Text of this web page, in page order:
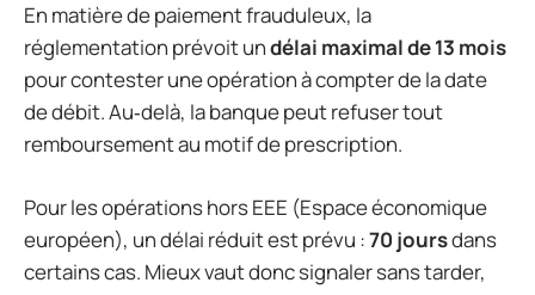
En matière de paiement frauduleux, la
réglementation prévoit undélai maximal de 13 mois
pour contester une opération à compter de la date
de débit. Au‑delà, la banque peut refuser tout
remboursement au motif de prescription.
Pour les opérations hors EEE (Espace économique
européen), un délai réduit est prévu :70 joursdans
certains cas. Mieux vaut donc signaler sans tarder,